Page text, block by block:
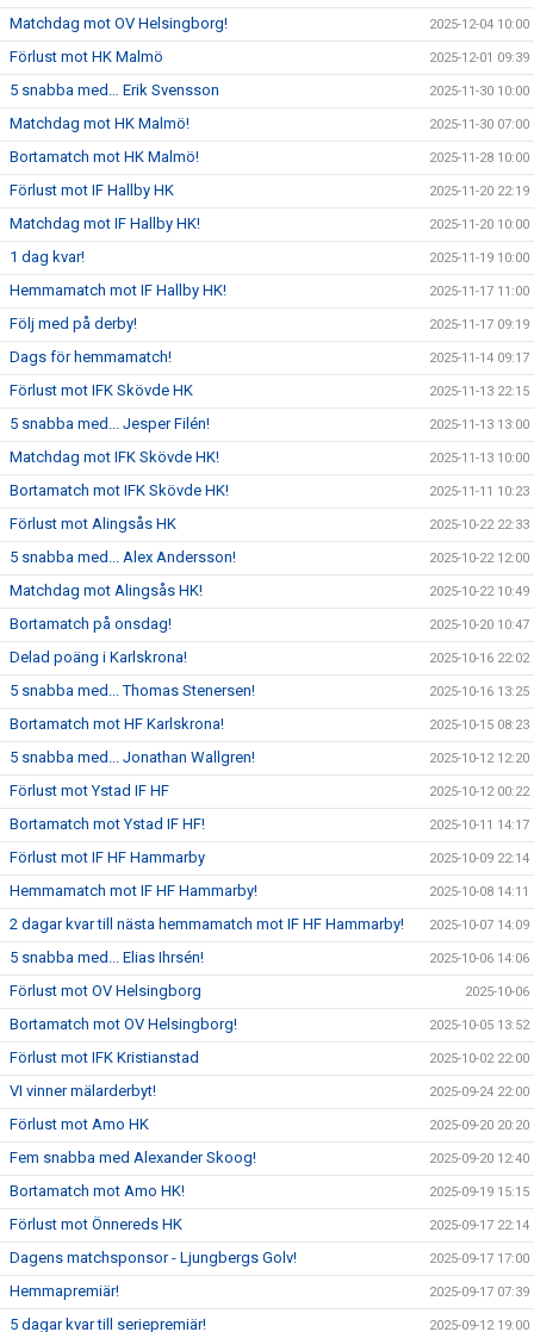
Matchdag mot OV Helsingborg! 2025-12-04 10:00
Förlust mot HK Malmö 2025-12-01 09:39
5 snabba med… Erik Svensson 2025-11-30 10:00
Matchdag mot HK Malmö! 2025-11-30 07:00
Bortamatch mot HK Malmö! 2025-11-28 10:00
Förlust mot IF Hallby HK 2025-11-20 22:19
Matchdag mot IF Hallby HK! 2025-11-20 10:00
1 dag kvar! 2025-11-19 10:00
Hemmamatch mot IF Hallby HK! 2025-11-17 11:00
Följ med på derby! 2025-11-17 09:19
Dags för hemmamatch! 2025-11-14 09:17
Förlust mot IFK Skövde HK 2025-11-13 22:15
5 snabba med... Jesper Filén! 2025-11-13 13:00
Matchdag mot IFK Skövde HK! 2025-11-13 10:00
Bortamatch mot IFK Skövde HK! 2025-11-11 10:23
Förlust mot Alingsås HK 2025-10-22 22:33
5 snabba med... Alex Andersson! 2025-10-22 12:00
Matchdag mot Alingsås HK! 2025-10-22 10:49
Bortamatch på onsdag! 2025-10-20 10:47
Delad poäng i Karlskrona! 2025-10-16 22:02
5 snabba med... Thomas Stenersen! 2025-10-16 13:25
Bortamatch mot HF Karlskrona! 2025-10-15 08:23
5 snabba med... Jonathan Wallgren! 2025-10-12 12:20
Förlust mot Ystad IF HF 2025-10-12 00:22
Bortamatch mot Ystad IF HF! 2025-10-11 14:17
Förlust mot IF HF Hammarby 2025-10-09 22:14
Hemmamatch mot IF HF Hammarby! 2025-10-08 14:11
2 dagar kvar till nästa hemmamatch mot IF HF Hammarby! 2025-10-07 14:09
5 snabba med... Elias Ihrsén! 2025-10-06 14:06
Förlust mot OV Helsingborg 2025-10-06
Bortamatch mot OV Helsingborg! 2025-10-05 13:52
Förlust mot IFK Kristianstad 2025-10-02 22:00
VI vinner mälarderbyt! 2025-09-24 22:00
Förlust mot Amo HK 2025-09-20 20:20
Fem snabba med Alexander Skoog! 2025-09-20 12:40
Bortamatch mot Amo HK! 2025-09-19 15:15
Förlust mot Önnereds HK 2025-09-17 22:14
Dagens matchsponsor - Ljungbergs Golv! 2025-09-17 17:00
Hemmapremiär! 2025-09-17 07:39
5 dagar kvar till seriepremiär! 2025-09-12 19:00